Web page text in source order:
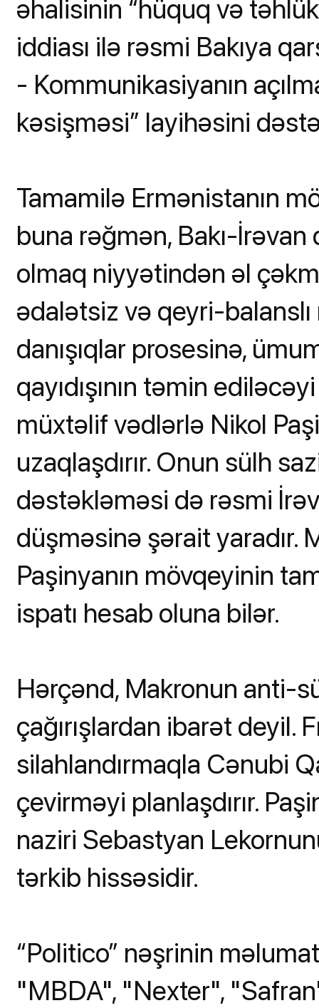
əhalisinin “hüquq və
iddiası ilə rəsmi Bakıya
- Kommunikasiyanın
kəsişməsi” layihəsini
Tamamilə Ermənistanın
buna rəğmən, Bakı-İrəvan
olmaq niyyətindən əl
ədalətsiz və qeyri-
danışıqlar prosesinə,
qayıdışının təmin
müxtəlif vədlərlə Nikol
uzaqlaşdırır. Onun sülh
dəstəkləməsi də rəsmi
düşməsinə şərait yaradır.
Paşinyanın mövqeyinin
ispatı hesab oluna bilər.
Hərçənd, Makronun anti-
çağırışlardan ibarət deyil.
silahlandırmaqla Cənubi
çevirməyi planlaşdırır.
naziri Sebastyan
tərkib hissəsidir.
“Politico” nəşrinin
"MBDA", "Nexter",